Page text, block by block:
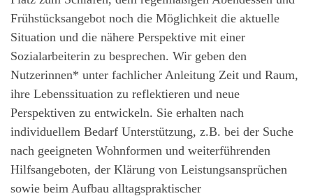
Frühstücksangebot noch die Möglichkeit die aktuelle
Situation und die nähere Perspektive mit einer
Sozialarbeiterin zu besprechen. Wir geben den
Nutzerinnen* unter fachlicher Anleitung Zeit und Raum,
ihre Lebenssituation zu reflektieren und neue
Perspektiven zu entwickeln. Sie erhalten nach
individuellem Bedarf Unterstützung, z.B. bei der Suche
nach geeigneten Wohnformen und weiterführenden
Hilfsangeboten, der Klärung von Leistungsansprüchen
sowie beim Aufbau alltagspraktischer